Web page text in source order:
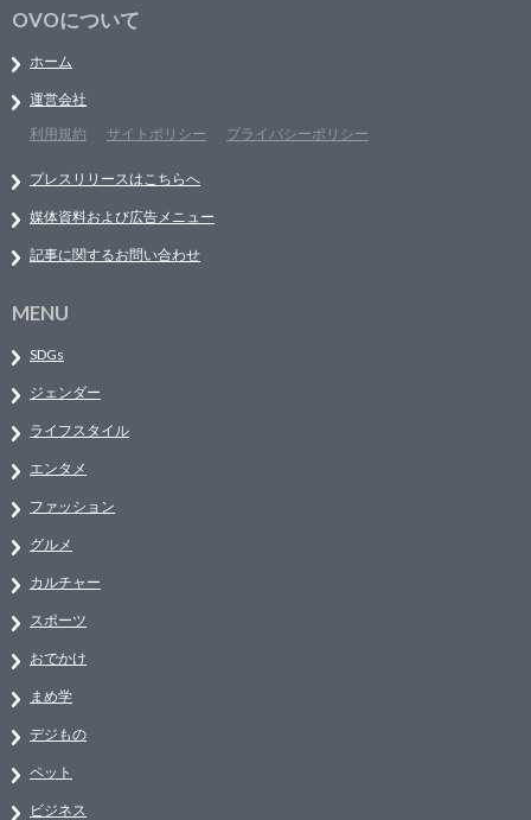
OVOについて
ホーム
運営会社
利用規約
サイトポリシー プライバシーポリシー
プレスリリースはこちらへ
媒体資料および広告メニュー
記事に関するお問い合わせ
MENU
SDGs
ジェンダー
ライフスタイル
エンタメ
ファッション
グルメ
カルチャー
スポーツ
おでかけ
まめ学
デジもの
ペット
ビジネス